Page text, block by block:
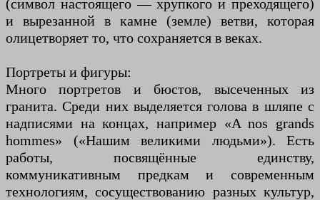
(символ настоящего — хрупкого и преходящего)
и вырезанной в камне (земле) ветви, которая
олицетворяет то, что сохраняется в веках.
Портреты и фигуры:
Много портретов и бюстов, высеченных из
гранита. Среди них выделяется голова в шляпе с
надписями на концах, например «A nos grands
hommes» («Нашим великими людьми»). Есть
работы, посвящённые единству,
коммуникативным предкам и современным
технологиям, сосуществованию разных культур,